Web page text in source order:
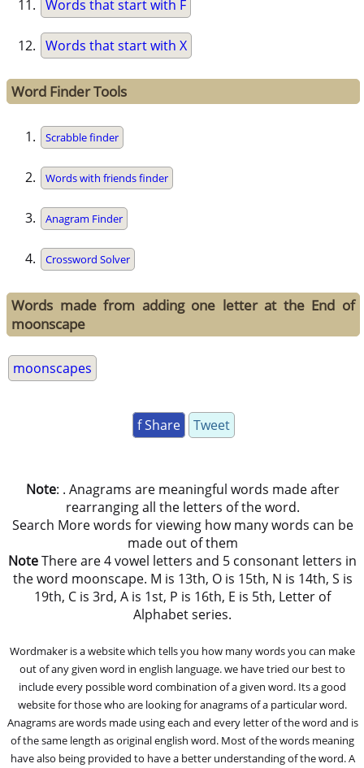
Words that start with F
Words that start with X
Word Finder Tools
Scrabble finder
Words with friends finder
Anagram Finder
Crossword Solver
Words made from adding one letter at the End of
moonscape
moonscapes
f Share Tweet
Note: . Anagrams are meaningful words made after
rearranging all the letters of the word.
Search More words for viewing how many words can be
made out of them
NoteThere are 4 vowel letters and 5 consonant letters in
the word moonscape. M is 13th, O is 15th, N is 14th, S is
19th, C is 3rd, A is 1st, P is 16th, E is 5th, Letter of
Alphabet series.
Wordmaker is a website which tells you how many words you can make
out of any given word in english language. we have tried our best to
include every possible word combination of a given word. Its a good
website for those who are looking for anagrams of a particular word.
Anagrams are words made using each and every letter of the word and is
of the same length as original english word. Most of the words meaning
have also being provided to have a better understanding of the word. A